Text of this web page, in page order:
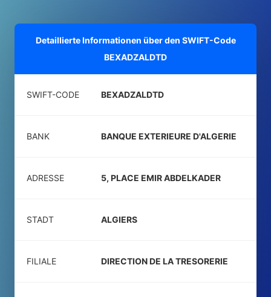
Detaillierte Informationen über den SWIFT-Code
BEXADZALDTD
SWIFT-CODE BEXADZALDTD
BANK BANQUE EXTERIEURE D'ALGERIE
ADRESSE 5, PLACE EMIR ABDELKADER
STADT ALGIERS
FILIALE DIRECTION DE LA TRESORERIE